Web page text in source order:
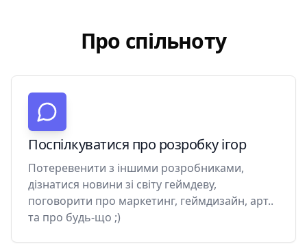
Про спільноту
Поспілкуватися про розробку ігор
Потеревенити з іншими розробниками,
дізнатися новини зі світу геймдеву,
поговорити про маркетинг, геймдизайн, арт..
та про будь-що ;)